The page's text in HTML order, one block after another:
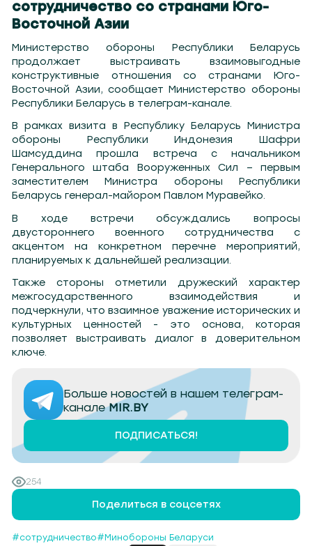
сотрудничество со странами Юго-
Восточной Азии
Министерство обороны Республики Беларусь
продолжает выстраивать взаимовыгодные
конструктивные отношения со странами Юго-
Восточной Азии, сообщает Министерство обороны
Республики Беларусь в телеграм-канале.
В рамках визита в Республику Беларусь Министра
обороны Республики Индонезия Шафри
Шамсуддина прошла встреча с начальником
Генерального штаба Вооруженных Сил – первым
заместителем Министра обороны Республики
Беларусь генерал-майором Павлом Муравейко.
В ходе встречи обсуждались вопросы
двустороннего военного сотрудничества с
акцентом на конкретном перечне мероприятий,
планируемых к дальнейшей реализации.
Также стороны отметили дружеский характер
межгосударственного взаимодействия и
подчеркнули, что взаимное уважение исторических и
культурных ценностей - это основа, которая
позволяет выстраивать диалог в доверительном
ключе.
Больше новостей в нашем телеграм-
каналеMIR.BY
ПОДПИСАТЬСЯ!
254
Поделиться в соцсетях
#сотрудничество#Минобороны Беларуси